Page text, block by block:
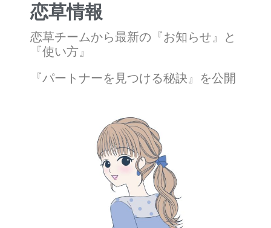
恋草情報
恋草チームから最新の『お知らせ』と
『使い方』
『パートナーを見つける秘訣』を公開